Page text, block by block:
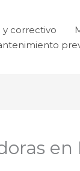
correctivo
en